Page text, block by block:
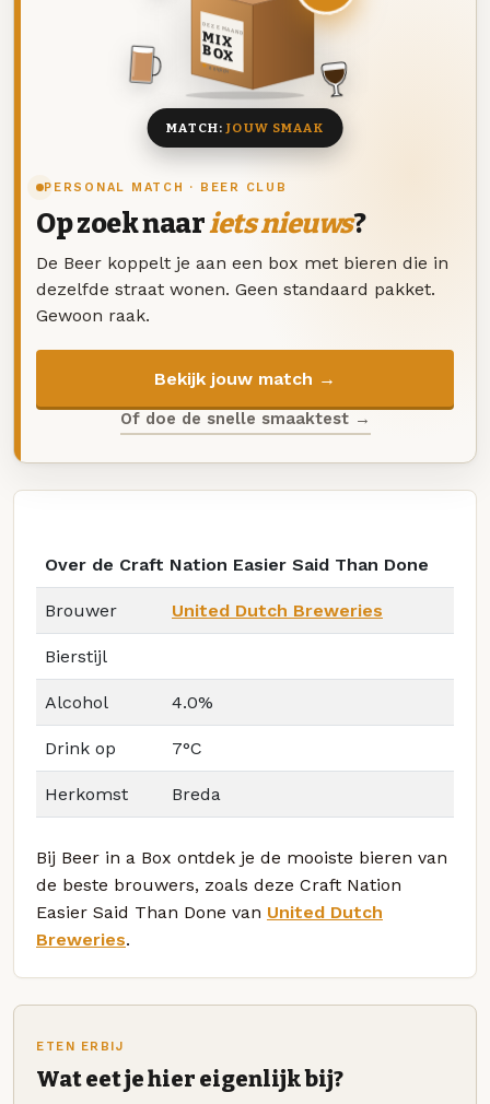
PERSONAL MATCH · BEER CLUB
Op zoek naariets nieuws?
De Beer koppelt je aan een box met bieren die in
dezelfde straat wonen. Geen standaard pakket.
Gewoon raak.
Bekijk jouw match →
Of doe de snelle smaaktest →
DEZE MAAND
MIX
BOX
8 BIEREN
MATCH:JOUW SMAAK
Over de Craft Nation Easier Said Than Done
Brouwer United Dutch Breweries
Bierstijl
Alcohol 4.0%
Drink op 7°C
Herkomst Breda
Bij Beer in a Box ontdek je de mooiste bieren van
de beste brouwers, zoals deze Craft Nation
Easier Said Than Done van United Dutch
Breweries.
ETEN ERBIJ
Wat eet je hier eigenlijk bij?